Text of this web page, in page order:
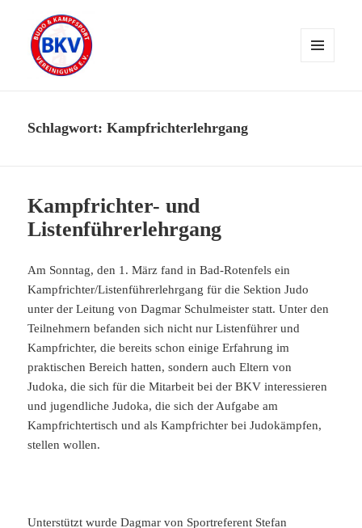
Schlagwort:Kampfrichterlehrgang
Kampfrichter- und
Listenführerlehrgang
Am Sonntag, den 1. März fand in Bad-Rotenfels ein
Kampfrichter/Listenführerlehrgang für die Sektion Judo
unter der Leitung von Dagmar Schulmeister statt. Unter den
Teilnehmern befanden sich nicht nur Listenführer und
Kampfrichter, die bereits schon einige Erfahrung im
praktischen Bereich hatten, sondern auch Eltern von
Judoka, die sich für die Mitarbeit bei der BKV interessieren
und jugendliche Judoka, die sich der Aufgabe am
Kampfrichtertisch und als Kampfrichter bei Judokämpfen,
stellen wollen.
Unterstützt wurde Dagmar von Sportreferent Stefan